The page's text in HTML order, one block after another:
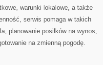
warunki lokalowe, a także
serwis pomaga w takich
planowanie posiłków na wynos,
na zmienną pogodę.